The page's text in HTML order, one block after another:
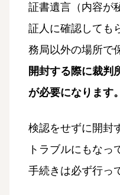
証書遺言（内容が
証人に確認しても
務局以外の場所で
開封する際に裁判
が必要になります。
検認をせずに開封
トラブルにもなっ
手続きは必ず行っ